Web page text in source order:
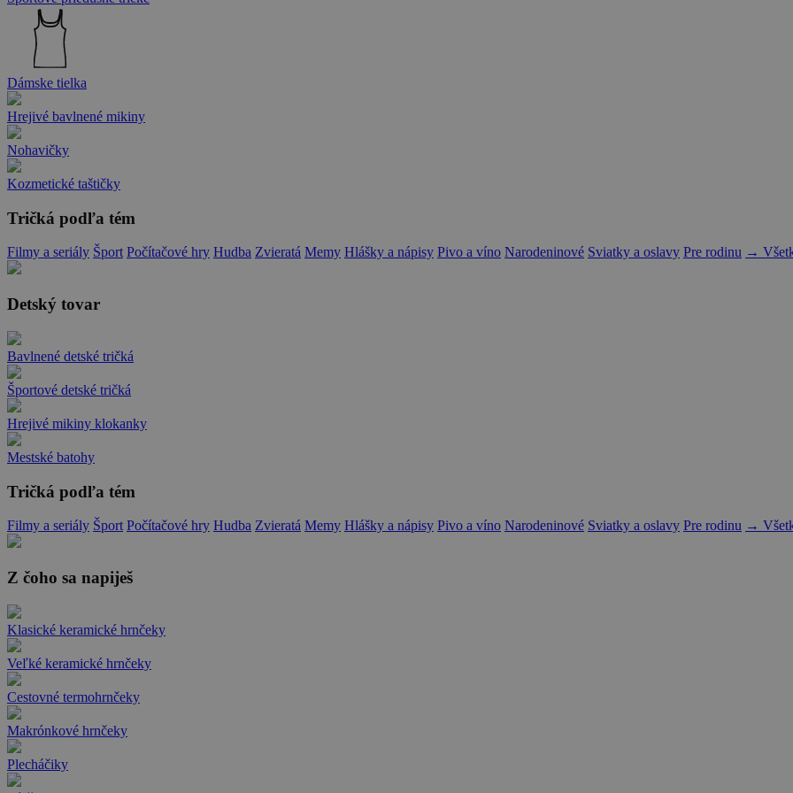
Dámske tielka
Hrejivé bavlnené mikiny
Nohavičky
Kozmetické taštičky
Tričká podľa tém
Filmy a seriály Šport Počítačové hry Hudba Zvieratá Memy Hlášky a nápisy Pivo a víno Narodeninové Sviatky a oslavy Pre rodinu →
Detský tovar
Bavlnené detské tričká
Športové detské tričká
Hrejivé mikiny klokanky
Mestské batohy
Tričká podľa tém
Filmy a seriály Šport Počítačové hry Hudba Zvieratá Memy Hlášky a nápisy Pivo a víno Narodeninové Sviatky a oslavy Pre rodinu →
Z čoho sa napiješ
Klasické keramické hrnčeky
Veľké keramické hrnčeky
Cestovné termohrnčeky
Makrónkové hrnčeky
Plecháčiky